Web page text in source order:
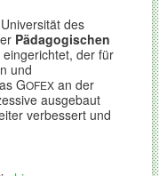
des
Pädagogischen
eingerichtet, der für
und
GOFEX an der
ausgebaut
verbessert und